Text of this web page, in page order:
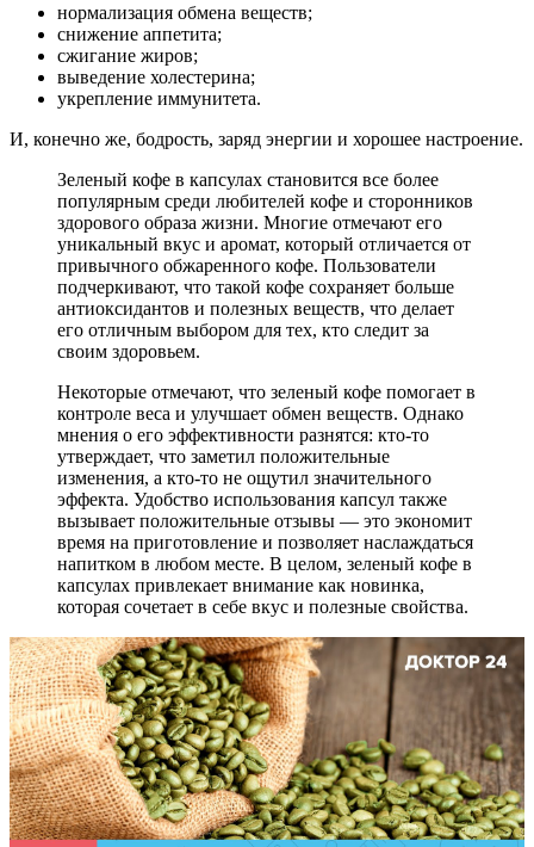
нормализация обмена веществ;
снижение аппетита;
сжигание жиров;
выведение холестерина;
укрепление иммунитета.
И, конечно же, бодрость, заряд энергии и хорошее настроение.
Зеленый кофе в капсулах становится все более
популярным среди любителей кофе и сторонников
здорового образа жизни. Многие отмечают его
уникальный вкус и аромат, который отличается от
привычного обжаренного кофе. Пользователи
подчеркивают, что такой кофе сохраняет больше
антиоксидантов и полезных веществ, что делает
его отличным выбором для тех, кто следит за
своим здоровьем.
Некоторые отмечают, что зеленый кофе помогает в
контроле веса и улучшает обмен веществ. Однако
мнения о его эффективности разнятся: кто-то
утверждает, что заметил положительные
изменения, а кто-то не ощутил значительного
эффекта. Удобство использования капсул также
вызывает положительные отзывы — это экономит
время на приготовление и позволяет наслаждаться
напитком в любом месте. В целом, зеленый кофе в
капсулах привлекает внимание как новинка,
которая сочетает в себе вкус и полезные свойства.